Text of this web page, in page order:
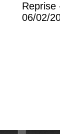
Reprise
06/02/